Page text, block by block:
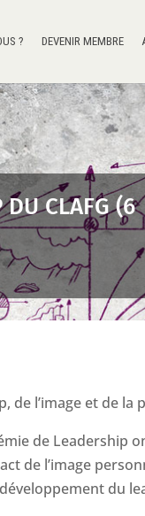
? DEVENIR MEMBRE
DU CLAFG (6
l’image et de la
de Leadership
de l’image
du